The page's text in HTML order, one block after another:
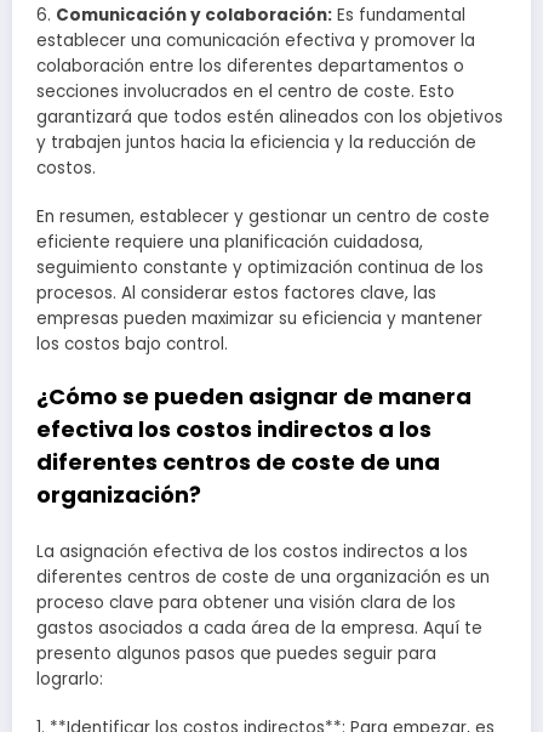
6. Comunicación y colaboración: Es fundamental
establecer una comunicación efectiva y promover la
colaboración entre los diferentes departamentos o
secciones involucrados en el centro de coste. Esto
garantizará que todos estén alineados con los objetivos
y trabajen juntos hacia la eficiencia y la reducción de
costos.
En resumen, establecer y gestionar un centro de coste
eficiente requiere una planificación cuidadosa,
seguimiento constante y optimización continua de los
procesos. Al considerar estos factores clave, las
empresas pueden maximizar su eficiencia y mantener
los costos bajo control.
¿Cómo se pueden asignar de manera
efectiva los costos indirectos a los
diferentes centros de coste de una
organización?
La asignación efectiva de los costos indirectos a los
diferentes centros de coste de una organización es un
proceso clave para obtener una visión clara de los
gastos asociados a cada área de la empresa. Aquí te
presento algunos pasos que puedes seguir para
lograrlo: